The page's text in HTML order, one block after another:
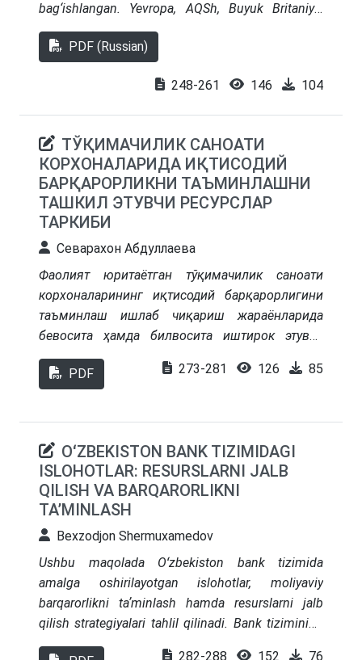
bag‘ishlangan. Yevropa, AQSh, Buyuk Britaniya,
Yaponiya va Kanadada qo‘llaniladigan KIJ ning
asosiy modellari ko‘rib chiqildi, ularning har biri
ettiruvchi o‘ziga xos xususiyatlarga ega. Bundan
bog‘laydigan muhim mexanizmga aylanadi.
Ijtimoiy mas’uliyat nafaqat moslashish va omon
qolish vositasi, balki yanada rivojlanish uchun
xizmat qiladi.
PDF (Russian)
248-261 146 104
ТЎҚИМАЧИЛИК САНОАТИ
КОРХОНАЛАРИДА ИҚТИСОДИЙ
БАРҚАРОРЛИКНИ ТАЪМИНЛАШНИ
ТАШКИЛ ЭТУВЧИ РЕСУРСЛАР
ТАРКИБИ
Севарахон Абдуллаева
Фаолият юритаётган тўқимачилик саноати
корхоналарининг иқтисодий барқарорлигини
таъминлаш ишлаб чиқариш жараёнларида
бевосита ҳамда билвосита иштирок этувчи
ҳамда фаолиятнинг асосий ташкил этувчи
омилларидан ҳисобланган ресурсларга
тузилмасини тадқиқ этишга қаратилган бўлиб,
ҳар бир ресурснинг иқтисодий жараёнларга
нисбатан таъсир доираси ёритилган.
PDF 273-281 126 85
OʻZBEKISTON BANK TIZIMIDAGI
ISLOHOTLAR: RESURSLARNI JALB
QILISH VA BARQARORLIKNI
TAʼMINLASH
Bexzodjon Shermuxamedov
Ushbu maqolada Oʻzbekiston bank tizimida
amalga oshirilayotgan islohotlar, moliyaviy
barqarorlikni taʼminlash hamda resurslarni jalb
qilish strategiyalari tahlil qilinadi. Bank tizimining
modernizatsiyasi, yangi moliyaviy vositalar va
282-288 152 76